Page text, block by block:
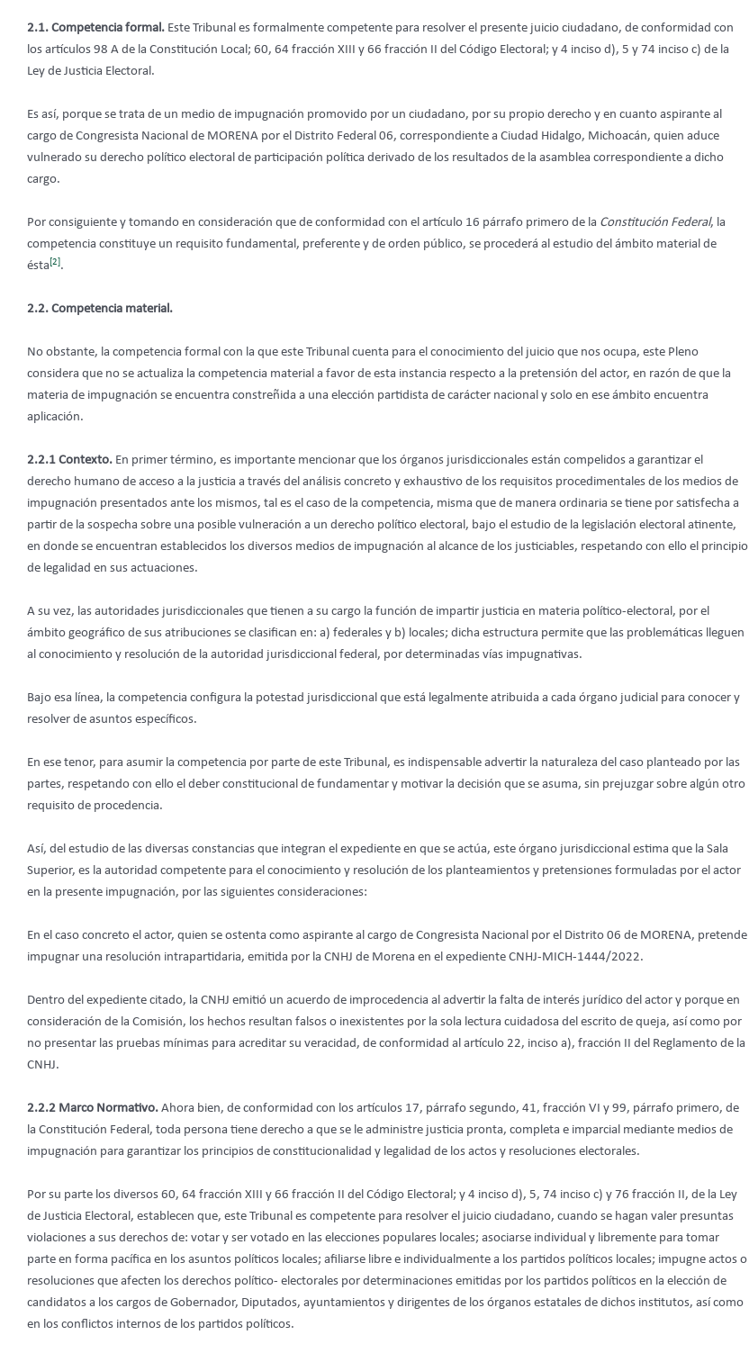
2.1. Competencia formal. Este Tribunal es formalmente competente para resolver el presente juicio ciudadano, de conformidad con
los artículos 98 A de la Constitución Local; 60, 64 fracción XIII y 66 fracción II del Código Electoral; y 4 inciso d), 5 y 74 inciso c) de la
Ley de Justicia Electoral.
Es así, porque se trata de un medio de impugnación promovido por un ciudadano, por su propio derecho y en cuanto aspirante al
cargo de Congresista Nacional de MORENA por el Distrito Federal 06, correspondiente a Ciudad Hidalgo, Michoacán, quien aduce
vulnerado su derecho político electoral de participación política derivado de los resultados de la asamblea correspondiente a dicho
cargo.
Por consiguiente y tomando en consideración que de conformidad con el artículo 16 párrafo primero de la Constitución Federal, la
competencia constituye un requisito fundamental, preferente y de orden público, se procederá al estudio del ámbito material de
ésta [2] .
2.2. Competencia material.
No obstante, la competencia formal con la que este Tribunal cuenta para el conocimiento del juicio que nos ocupa, este Pleno
considera que no se actualiza la competencia material a favor de esta instancia respecto a la pretensión del actor, en razón de que la
materia de impugnación se encuentra constreñida a una elección partidista de carácter nacional y solo en ese ámbito encuentra
aplicación.
2.2.1 Contexto. En primer término, es importante mencionar que los órganos jurisdiccionales están compelidos a garantizar el
derecho humano de acceso a la justicia a través del análisis concreto y exhaustivo de los requisitos procedimentales de los medios de
impugnación presentados ante los mismos, tal es el caso de la competencia, misma que de manera ordinaria se tiene por satisfecha a
partir de la sospecha sobre una posible vulneración a un derecho político electoral, bajo el estudio de la legislación electoral atinente,
en donde se encuentran establecidos los diversos medios de impugnación al alcance de los justiciables, respetando con ello el principio
de legalidad en sus actuaciones.
A su vez, las autoridades jurisdiccionales que tienen a su cargo la función de impartir justicia en materia político-electoral, por el
ámbito geográfico de sus atribuciones se clasifican en: a) federales y b) locales; dicha estructura permite que las problemáticas lleguen
al conocimiento y resolución de la autoridad jurisdiccional federal, por determinadas vías impugnativas.
Bajo esa línea, la competencia configura la potestad jurisdiccional que está legalmente atribuida a cada órgano judicial para conocer y
resolver de asuntos específicos.
En ese tenor, para asumir la competencia por parte de este Tribunal, es indispensable advertir la naturaleza del caso planteado por las
partes, respetando con ello el deber constitucional de fundamentar y motivar la decisión que se asuma, sin prejuzgar sobre algún otro
requisito de procedencia.
Así, del estudio de las diversas constancias que integran el expediente en que se actúa, este órgano jurisdiccional estima que la Sala
Superior, es la autoridad competente para el conocimiento y resolución de los planteamientos y pretensiones formuladas por el actor
en la presente impugnación, por las siguientes consideraciones:
En el caso concreto el actor, quien se ostenta como aspirante al cargo de Congresista Nacional por el Distrito 06 de MORENA, pretende
impugnar una resolución intrapartidaria, emitida por la CNHJ de Morena en el expediente CNHJ-MICH-1444/2022.
Dentro del expediente citado, la CNHJ emitió un acuerdo de improcedencia al advertir la falta de interés jurídico del actor y porque en
consideración de la Comisión, los hechos resultan falsos o inexistentes por la sola lectura cuidadosa del escrito de queja, así como por
no presentar las pruebas mínimas para acreditar su veracidad, de conformidad al artículo 22, inciso a), fracción II del Reglamento de la
CNHJ.
2.2.2 Marco Normativo. Ahora bien, de conformidad con los artículos 17, párrafo segundo, 41, fracción VI y 99, párrafo primero, de
la Constitución Federal, toda persona tiene derecho a que se le administre justicia pronta, completa e imparcial mediante medios de
impugnación para garantizar los principios de constitucionalidad y legalidad de los actos y resoluciones electorales.
Por su parte los diversos 60, 64 fracción XIII y 66 fracción II del Código Electoral; y 4 inciso d), 5, 74 inciso c) y 76 fracción II, de la Ley
de Justicia Electoral, establecen que, este Tribunal es competente para resolver el juicio ciudadano, cuando se hagan valer presuntas
violaciones a sus derechos de: votar y ser votado en las elecciones populares locales; asociarse individual y libremente para tomar
parte en forma pacífica en los asuntos políticos locales; afiliarse libre e individualmente a los partidos políticos locales; impugne actos o
resoluciones que afecten los derechos político- electorales por determinaciones emitidas por los partidos políticos en la elección de
candidatos a los cargos de Gobernador, Diputados, ayuntamientos y dirigentes de los órganos estatales de dichos institutos, así como
en los conflictos internos de los partidos políticos.